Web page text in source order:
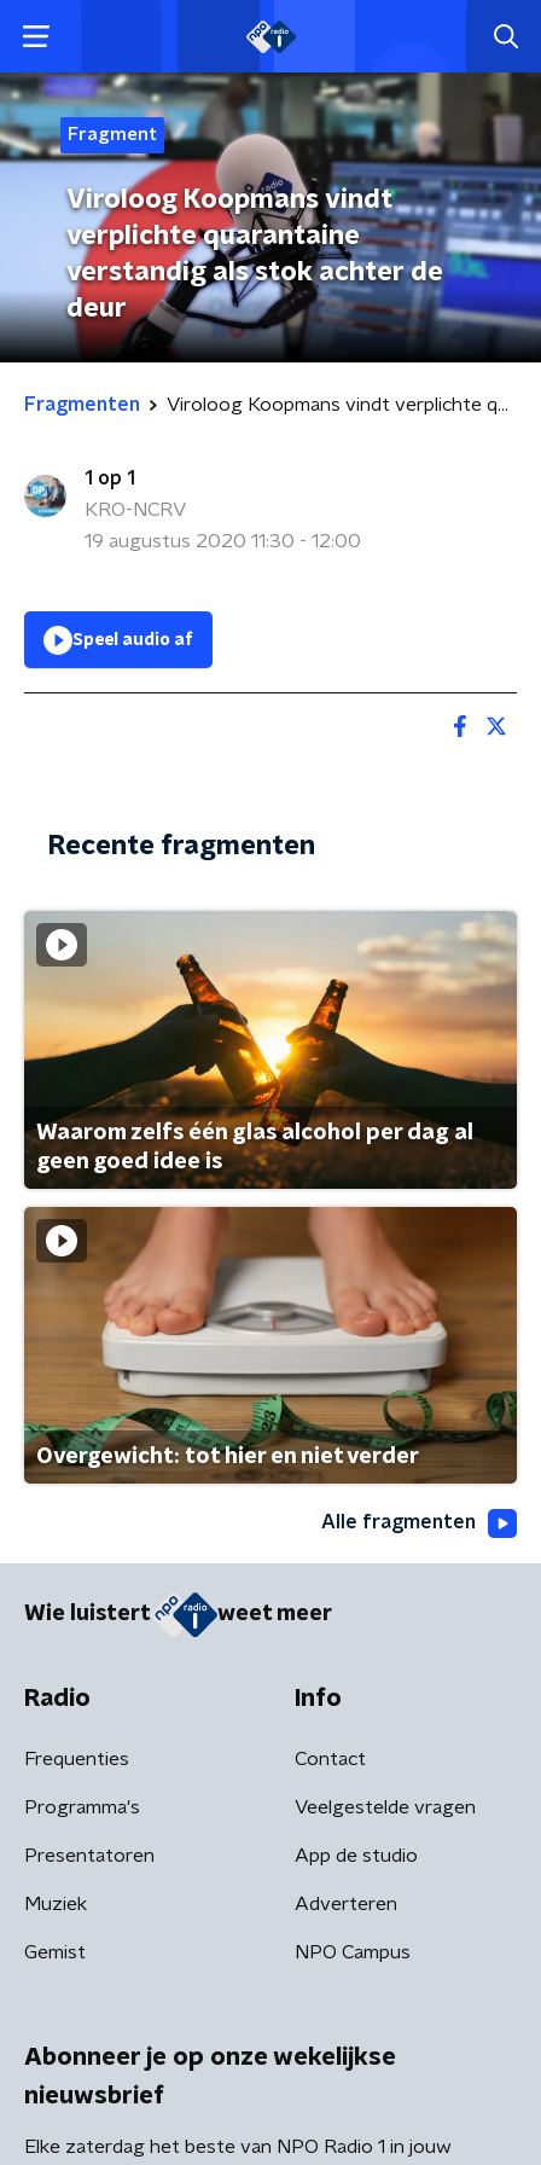
Fragment
Viroloog Koopmans vindt
verplichte quarantaine
verstandig als stok achter de
deur
Fragmenten Viroloog Koopmans vindt verplichte quarantaine verstandig als stok achter de deur
1 op 1
KRO-NCRV
19 augustus 2020 11:30 - 12:00
Speel audio af
Recente fragmenten
Waarom zelfs één glas alcohol per dag al
geen goed idee is
Overgewicht: tot hier en niet verder
Alle fragmenten
Wie luistert weet meer
Radio
Frequenties
Programma's
Presentatoren
Muziek
Gemist
Info
Contact
Veelgestelde vragen
App de studio
Adverteren
NPO Campus
Abonneer je op onze wekelijkse
nieuwsbrief
Elke zaterdag het beste van NPO Radio 1 in jouw